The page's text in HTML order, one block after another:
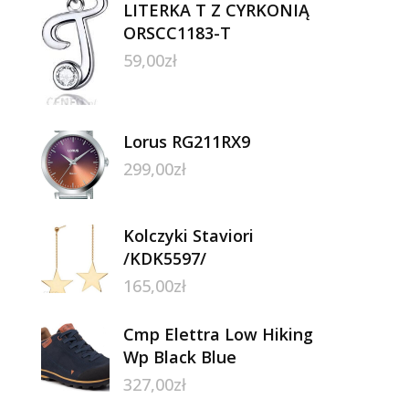
LITERKA T Z CYRKONIĄ
ORSCC1183-T
59,00zł
Lorus RG211RX9
299,00zł
Kolczyki Staviori
/KDK5597/
165,00zł
Cmp Elettra Low Hiking
Wp Black Blue
327,00zł